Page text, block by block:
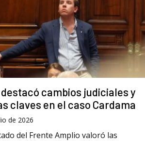
destacó cambios judiciales y
claves en el caso Cardama
de 2026
del Frente Amplio valoró las